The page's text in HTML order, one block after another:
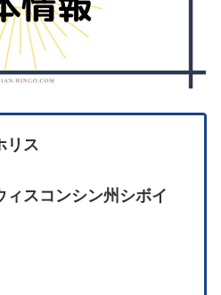
リス
ィスコンシン州シボイ